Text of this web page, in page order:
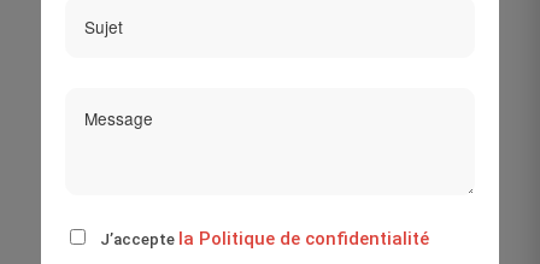
J’accepte la Politique de confidentialité